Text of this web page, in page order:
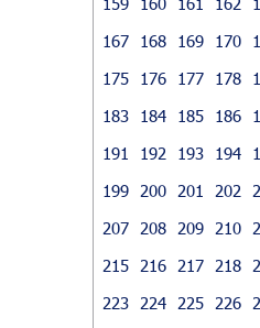
167
168 169 170
175
176 177 178
183
184 185 186
191
192 193 194
199
200 201 202
207
208 209 210
215
216 217 218
223
224 225 226